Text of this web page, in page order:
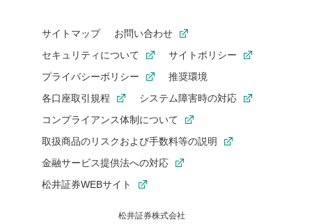
サイトマップ
お問い合わせ
セキュリティについて
サイトポリシー
プライバシーポリシー
推奨環境
各口座取引規程
システム障害時の対応
コンプライアンス体制について
取扱商品のリスクおよび手数料等の説明
金融サービス提供法への対応
松井証券WEBサイト
松井証券株式会社